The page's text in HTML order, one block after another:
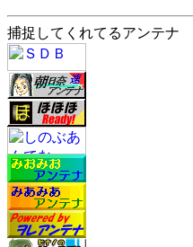
捕捉してくれてるアンテナ